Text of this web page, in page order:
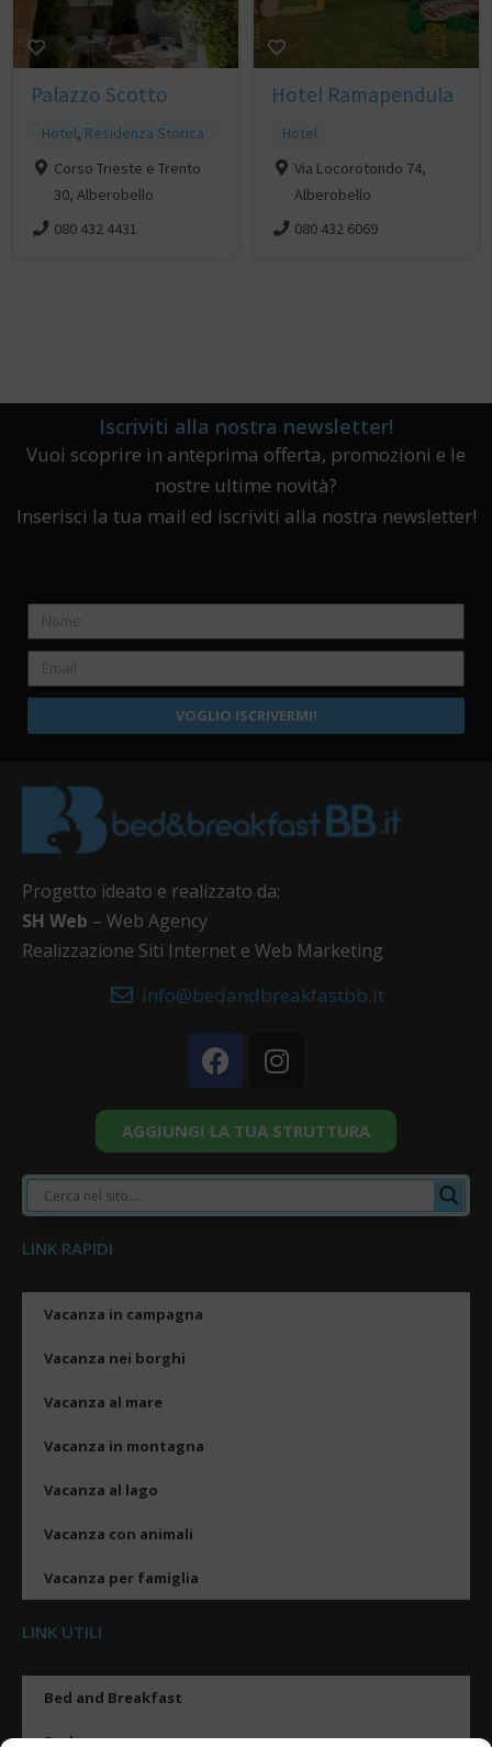
Palazzo Scotto
Hotel, Residenza Storica
Corso Trieste e Trento
30, Alberobello
080 432 4431
Hotel Ramapendula
Hotel
Via Locorotondo 74,
Alberobello
080 432 6069
Iscriviti alla nostra newsletter!
Vuoi scoprire in anteprima offerta, promozioni e le
nostre ultime novità?
Inserisci la tua mail ed iscriviti alla nostra newsletter!
VOGLIO ISCRIVERMI!
Progetto ideato e realizzato da:
SH Web – Web Agency
Realizzazione Siti Internet e Web Marketing
info@bedandbreakfastbb.it
AGGIUNGI LA TUA STRUTTURA
LINK RAPIDI
Vacanza in campagna
Vacanza nei borghi
Vacanza al mare
Vacanza in montagna
Vacanza al lago
Vacanza con animali
Vacanza per famiglia
LINK UTILI
Bed and Breakfast
Esplora